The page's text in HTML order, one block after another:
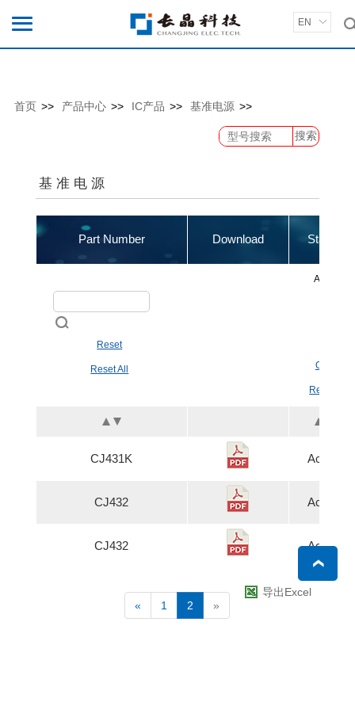
EN
首页 >> 产品中心 >> IC产品 >> 基准电源 >>
搜索
基准电源
Part Number Download Status
Reset
Reset All
Active
OK
Reset
CJ431K Active
CJ432 Active
CJ432 Active
« 1 2 »
导出Excel